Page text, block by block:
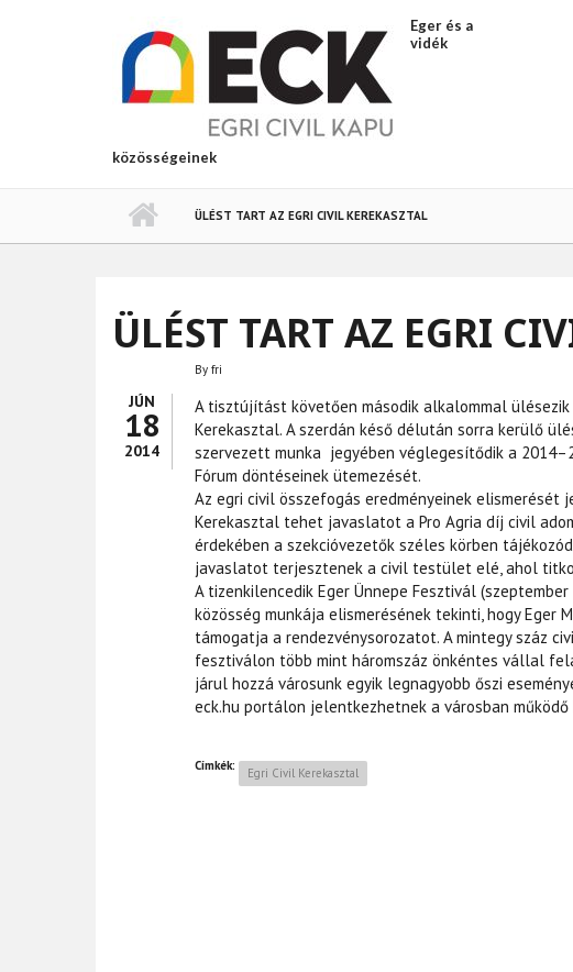
Eger és a
vidék
közösségeinek
ÜLÉST TART AZ EGRI CIVIL KEREKASZTAL
ÜLÉST TART AZ EGRI
JÚN
18
2014
By fri
A tisztújítást követően második alkalommal
Kerekasztal. A szerdán késő délután sorra kerülő
szervezett munka jegyében véglegesítődik a
Fórum döntéseinek ütemezését.
Az egri civil összefogás eredményeinek elismerését
Kerekasztal tehet javaslatot a Pro Agria díj civil
érdekében a szekcióvezetők széles körben
javaslatot terjesztenek a civil testület elé, ahol
A tizenkilencedik Eger Ünnepe Fesztivál
közösség munkája elismerésének tekinti, hogy Eger
támogatja a rendezvénysorozatot. A mintegy száz
fesztiválon több mint háromszáz önkéntes vállal
járul hozzá városunk egyik legnagyobb őszi
eck.hu portálon jelentkezhetnek a városban
Címkék: Egri Civil Kerekasztal